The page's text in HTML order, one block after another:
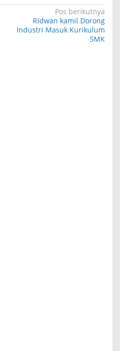
Pos berikutnya
Ridwan kamil Dorong
Industri Masuk Kurikulum
SMK